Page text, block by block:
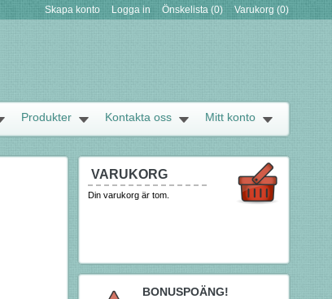
Skapa konto Logga in Önskelista (0) Varukorg (0)
Mitt konto
Kontakta oss
Produkter
VARUKORG
Din varukorg är tom.
BONUSPOÄNG!